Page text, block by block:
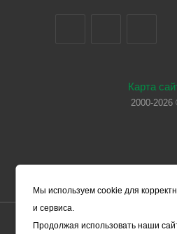
Карта
2000-2026
Цены, указанные на сайте, носят
Мы используем cookie для
и сервиса.
Продолжая использовать наши